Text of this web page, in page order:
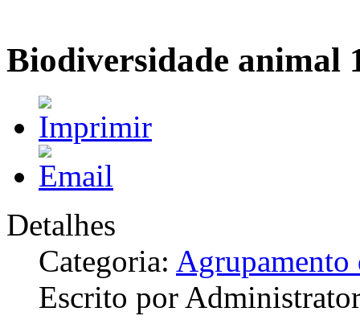
Biodiversidade animal
Detalhes
Categoria: Agrupamento
Escrito por